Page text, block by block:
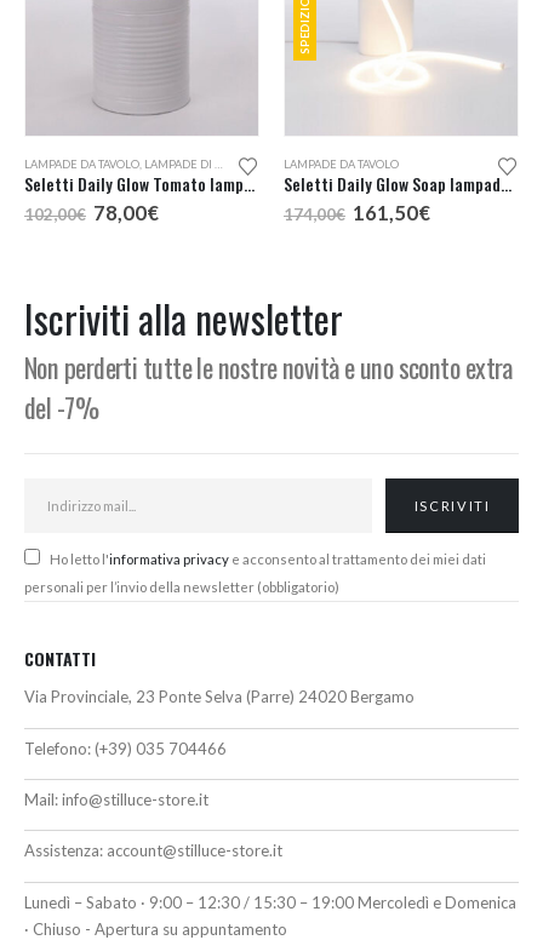
LAMPADE DA TAVOLO LAMPADE DI DESIGN A KM0 ,LAMPADE PORTATILI
Seletti Daily Glow Tomato lampada tavolo
102,00€ Il
prezzo
78,00€Il
LAMPADE DA TAVOLO
Seletti Daily Glow Soap lampada tavolo
174,00€ Il
prezzo
161,50€Il
Iscriviti alla newsletter
Non perderti tutte le nostre novità e uno sconto extra
del -7%
Ho letto l'informativa privacy e acconsento al trattamento dei miei dati
personali per l’invio della newsletter (obbligatorio)
CONTATTI
Via Provinciale, 23 Ponte Selva (Parre) 24020 Bergamo
Telefono: (+39) 035 704466
Mail:info@stilluce-store.it
Assistenza: account@stilluce-store.it
Lunedì – Sabato · 9:00 – 12:30 / 15:30 – 19:00 Mercoledì e Domenica
· Chiuso - Apertura su appuntamento